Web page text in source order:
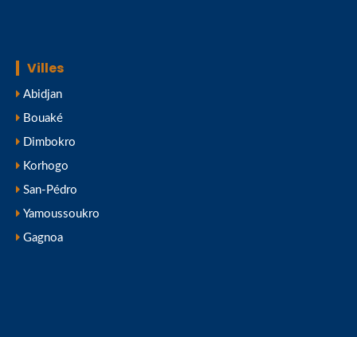
Villes
Abidjan
Bouaké
Dimbokro
Korhogo
San-Pédro
Yamoussoukro
Gagnoa